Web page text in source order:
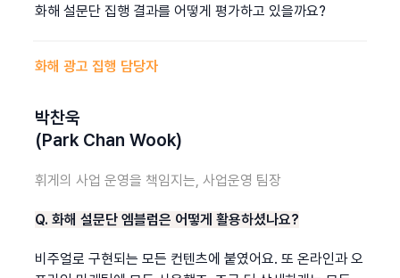
화해 설문단 집행 결과를 어떻게 평가하고 있을까요?
화해 광고 집행 담당자
박찬욱
(Park Chan Wook)
휘게의 사업 운영을 책임지는, 사업운영 팀장
Q. 화해 설문단 엠블럼은 어떻게 활용하셨나요?
비주얼로 구현되는 모든 컨텐츠에 붙였어요. 또 온라인과 오